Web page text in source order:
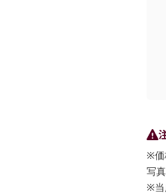
※価
写
※当